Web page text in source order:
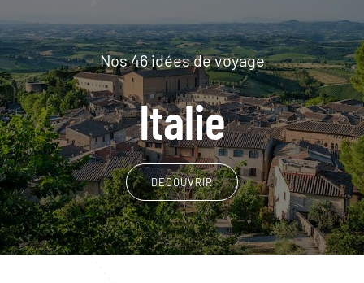
Nos 46 idées de voyage
Italie
DÉCOUVRIR